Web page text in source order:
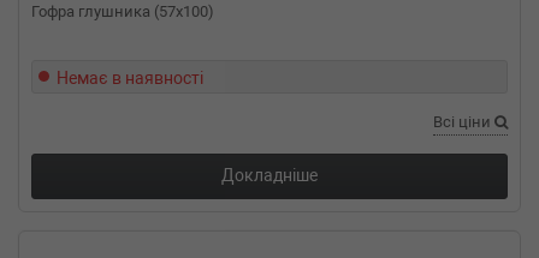
Гофра глушника (57x100)
Немає в наявності
Всі ціни
Докладніше